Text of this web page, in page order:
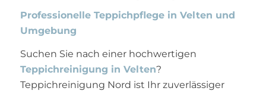
Professionelle Teppichpflege in Velten und
Umgebung
Suchen Sie nach einer hochwertigen
Teppichreinigung in Velten?
Teppichreinigung Nord ist Ihr zuverlässiger